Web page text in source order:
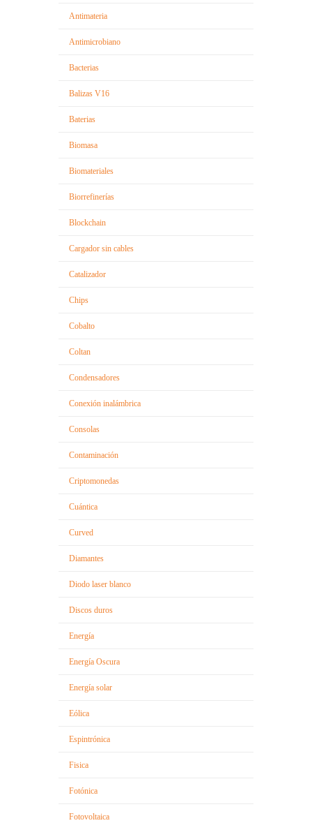
Antimateria
Antimicrobiano
Bacterias
Balizas V16
Baterias
Biomasa
Biomateriales
Biorrefinerías
Blockchain
Cargador sin cables
Catalizador
Chips
Cobalto
Coltan
Condensadores
Conexión inalámbrica
Consolas
Contaminación
Criptomonedas
Cuántica
Curved
Diamantes
Diodo laser blanco
Discos duros
Energía
Energía Oscura
Energía solar
Eólica
Espintrónica
Fisica
Fotónica
Fotovoltaica